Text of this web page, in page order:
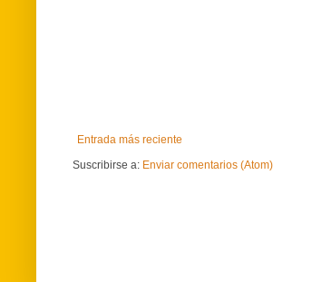
Entrada más reciente
Suscribirse a: Enviar comentarios (Atom)